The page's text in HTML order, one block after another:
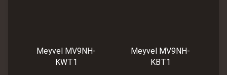
Meyvel MV9NH-
KWT1
Meyvel MV9NH-
KBT1